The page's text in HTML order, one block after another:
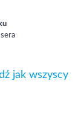
jak wszyscy